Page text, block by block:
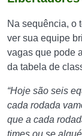
Na sequência, o
ver sua equipe
vagas que pode
da tabela de
“Hoje são seis
cada rodada
que a cada
times ou se